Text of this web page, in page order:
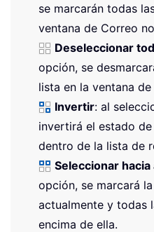
se marcarán todas
ventana de Correo
Deseleccionar
opción, se
lista en la ventana
Invertir: al
invertirá el estado
dentro de la lista de
Seleccionar hacia
opción, se marcará
actualmente y todas
encima de ella.